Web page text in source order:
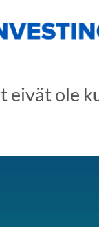
eivät ole